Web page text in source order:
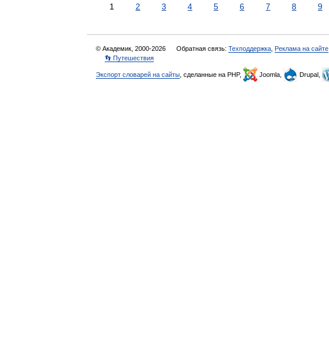
1 2 3 4 5 6 7 8 9
© Академик, 2000-2026 Обратная связь: Техподдержка Реклама на сайте
👣 Путешествия
Экспорт словарей на сайты , сделанные на PHP, Joomla, Drupal,